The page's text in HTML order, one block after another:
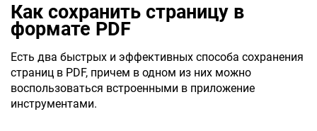
Как сохранить страницу в
формате PDF
Есть два быстрых и эффективных способа сохранения
страниц в PDF, причем в одном из них можно
воспользоваться встроенными в приложение
инструментами.